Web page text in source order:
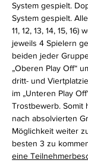
System gespielt.
System gespielt.
11, 12, 13, 14, 15,
jeweils 4 Spielern
beiden jeder
„Oberen Play Off“
dritt- und
im „Unteren Play
Trostbewerb. Somit
nach absolvierten
Möglichkeit weiter
besten 3 zu
eine